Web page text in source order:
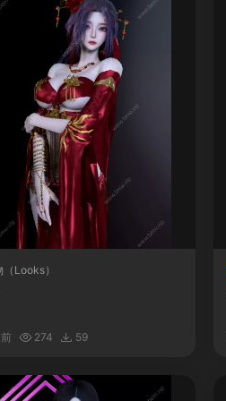
（Looks）
274 59